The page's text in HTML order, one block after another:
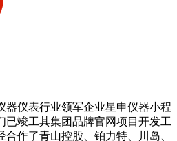
器仪表行业领军企业星申仪器小程
已竣工其集团品牌官网项目开发工
作了青山控股、铂力特、川岛、